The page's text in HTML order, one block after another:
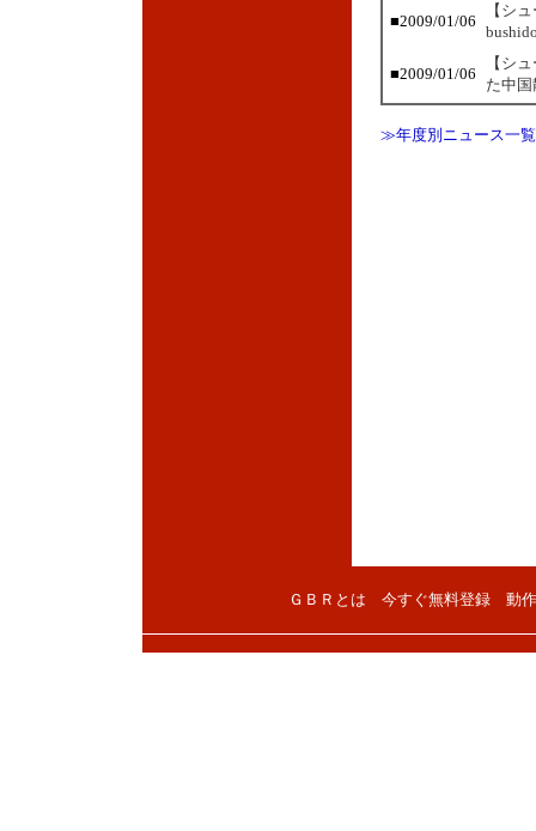
■2009/01/06
【シ
■2009/01/06
【シ
た中
≫年度別ニュース一覧
ＧＢＲとは 今すぐ無料登録 動